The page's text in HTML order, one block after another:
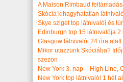
A Maison Rimbaud
Skócia kihagyhatatlan
Skye sziget top látnivalói és
Edinburgh top 15 látnivalója 2
Glasgow látnivalói 24 óra alatt
Mikor utazzunk Skóciába?
szezon
New York 3. nap – High Line,
New York top látnivalói 1 hét